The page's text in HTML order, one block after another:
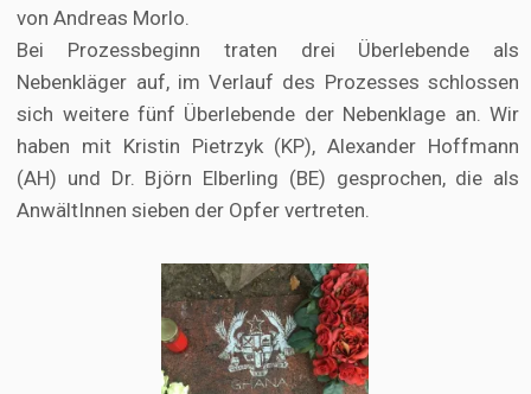
von Andreas Morlo.
Bei Prozessbeginn traten drei Überlebende als
Nebenkläger auf, im Verlauf des Prozesses schlossen
sich weitere fünf Überlebende der Nebenklage an. Wir
haben mit Kristin Pietrzyk (KP), Alexander Hoffmann
(AH) und Dr. Björn Elberling (BE) gesprochen, die als
AnwältInnen sieben der Opfer vertreten.